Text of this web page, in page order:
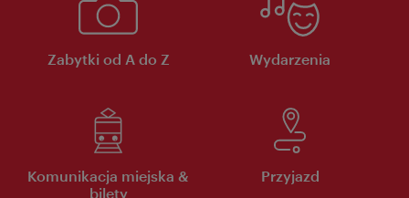
Zabytki od A do Z Wydarzenia
Komunikacja miejska &
bilety
Przyjazd